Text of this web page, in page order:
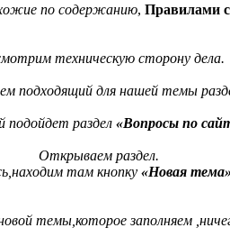
по содержанию, Правилами
техническую сторону дела.
подходящий для нашей темы
подойдет раздел «Вопросы по
Открываем раздел.
там кнопку «Новая тема»
темы,которое заполняем